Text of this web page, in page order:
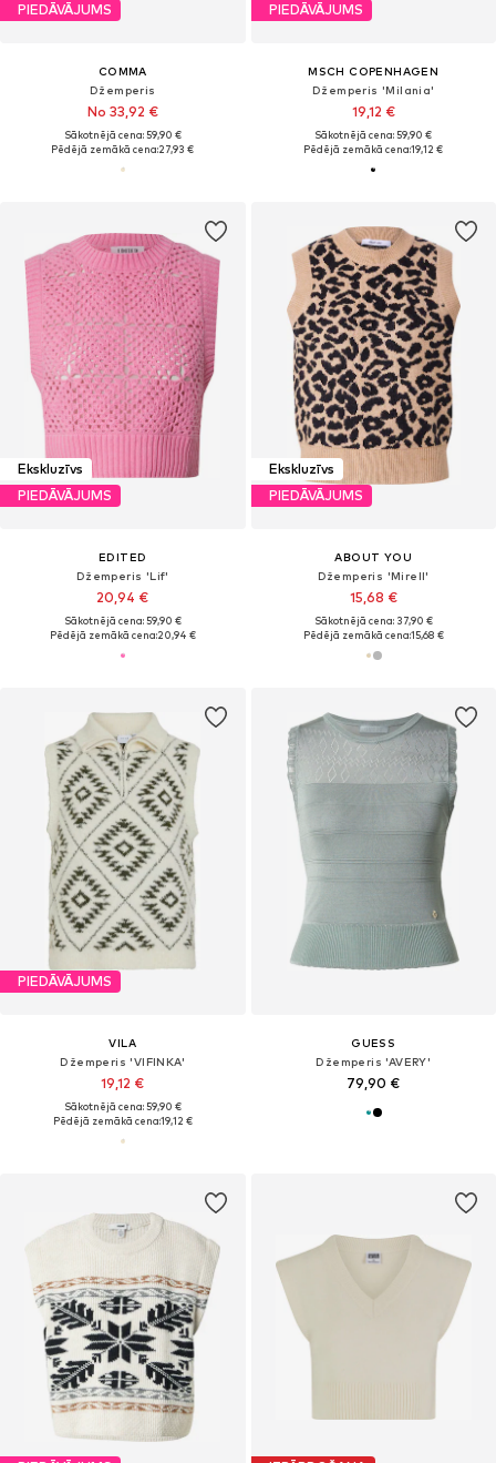
PIEDĀVĀJUMS
COMMA
Džemperis
No 33,92 €
Sākotnējā cena: 59,90 €
Pēdējā zemākā cena:27,93 €
PIEDĀVĀJUMS
MSCH COPENHAGEN
Džemperis 'Milania'
19,12 €
Sākotnējā cena: 59,90 €
Pēdējā zemākā cena:19,12 €
Ekskluzīvs
PIEDĀVĀJUMS
EDITED
Džemperis 'Lif'
20,94 €
Sākotnējā cena: 59,90 €
Pēdējā zemākā cena:20,94 €
Ekskluzīvs
PIEDĀVĀJUMS
ABOUT YOU
Džemperis 'Mirell'
15,68 €
Sākotnējā cena: 37,90 €
Pēdējā zemākā cena:15,68 €
PIEDĀVĀJUMS
VILA
Džemperis 'VIFINKA'
19,12 €
Sākotnējā cena: 59,90 €
Pēdējā zemākā cena:19,12 €
GUESS
Džemperis 'AVERY'
79,90 €